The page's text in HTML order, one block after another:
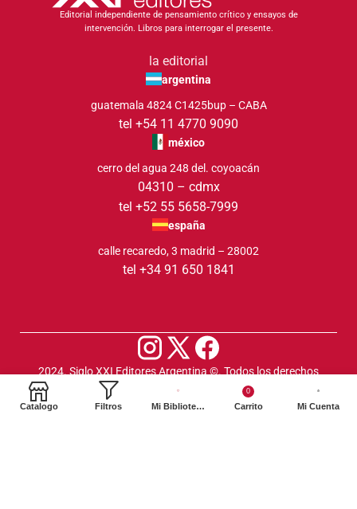
Editorial independiente de pensamiento crítico y ensayos de
intervención. Libros para interrogar el presente.
la editorial
argentina
guatemala 4824 C1425bup – CABA
tel +54 11 4770 9090
méxico
cerro del agua 248 del. coyoacán
04310 – cdmx
tel +52 55 5658-7999
españa
calle recaredo, 3 madrid – 28002
tel +34 91 650 1841
2024. Siglo XXI Editores Argentina ©️. Todos los derechos
reservados
Catalogo Filtros Mi Biblioteca
0
Carrito Mi Cuenta